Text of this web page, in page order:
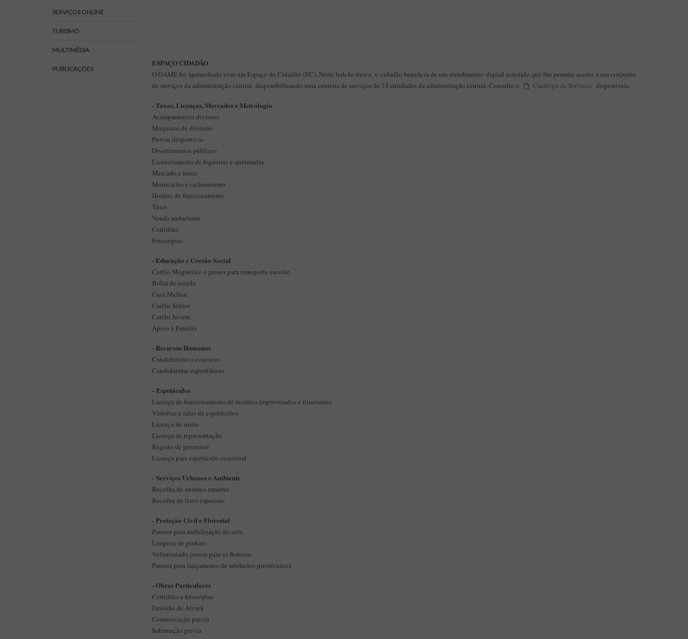
SERVIÇOS ONLINE
TURISMO
MULTIMÉDIA
PUBLICAÇÕES
ESPAÇO CIDADÃO
O GAME foi apetrechado com um Espaço do Cidadão (EC). Neste balcão único, o cidadão beneficia de um atendimento digital assistido que lhe permite aceder a um conjunto
de serviços da administração central, disponibilizando uma centena de serviços de 14 entidades da administração central. Consulte o
Catálogo de Serviços disponíveis.
- Taxas, Licenças, Mercados e Metrologia
Acampamentos diversos
Máquinas de diversão
Provas desportivas
Divertimentos públicos
Licenciamento de fogueiras e queimadas
Mercado e feiras
Motociclos e ciclomotores
Horário de funcionamento
Táxis
Venda ambulante
Certidões
Fotocópias
- Educação e Coesão Social
Cartão Magnético e passes para transporte escolar
Bolsa de estudo
Casa Melhor
Cartão Sénior
Cartão Jovem
Apoio à Família
- Recursos Humanos
Candidaturas a concurso
Candidaturas espontâneas
- Espetáculos
Licença de funcionamento de recintos improvisados e itinerantes
Vistorias a salas de espetáculos
Licença de ruído
Licença de representação
Registo de promotor
Licença para espetáculo ocasional
- Serviços Urbanos e Ambiente
Recolha de animais errantes
Recolha de lixos especiais
- Proteção Civil e Florestal
Parecer para mobilização do solo
Limpeza de pinhais
Voluntariado jovem para as florestas
Parecer para lançamento de artefactos pirotécnicos
- Obras Particulares
Certidões e fotocópias
Emissão de Alvará
Comunicação prévia
Informação prévia